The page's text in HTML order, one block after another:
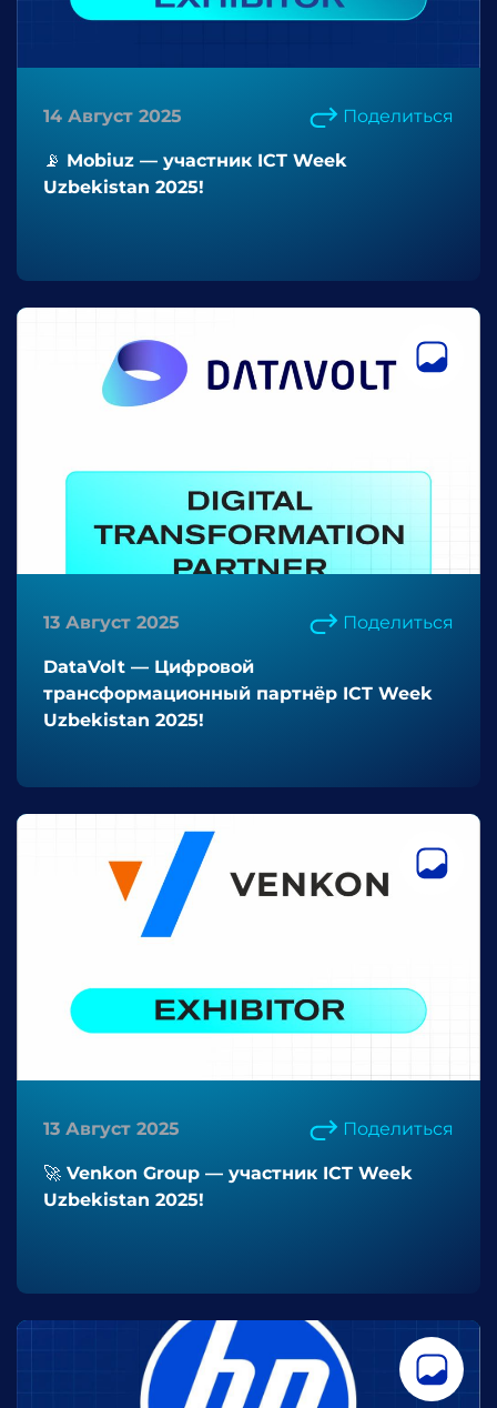
14 Август 2025 Поделиться
📡 Mobiuz — участник ICT Week
Uzbekistan 2025!
13 Август 2025 Поделиться
DataVolt — Цифровой
трансформационный партнёр ICT Week
Uzbekistan 2025!
13 Август 2025 Поделиться
🚀 Venkon Group — участник ICT Week
Uzbekistan 2025!